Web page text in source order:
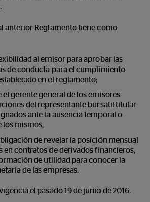
anterior Reglamento tiene como
al emisor para aprobar las
de conducta para el cumplimiento
en el reglamento;
el gerente general de los emisores
del representante bursátil titular
ante la ausencia temporal o
los mismos,
de revelar la posición mensual
en contratos de derivados financieros,
de utilidad para conocer la
de las empresas.
el pasado 19 de junio de 2016.